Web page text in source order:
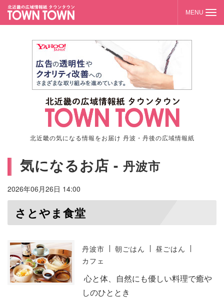
北近畿の気になる情報をお届け 丹波・丹後の広域情報紙
気になるお店 - 丹波市
2026年06月26日 14:00
さとやま食堂
丹波市 朝ごはん
昼ごはん
カフェ
心と体、自然にも優しい料理で癒や
しのひととき